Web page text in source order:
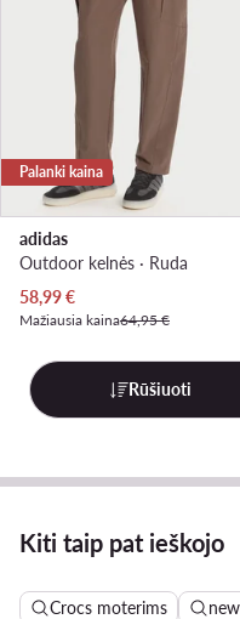
Palanki kaina
adidas
Outdoor kelnės · Ruda
Dabartinė kaina
58,99€
Mažiausia kaina64,95 €
Rūšiuoti
Kiti taip pat ieškojo
Crocs moterims